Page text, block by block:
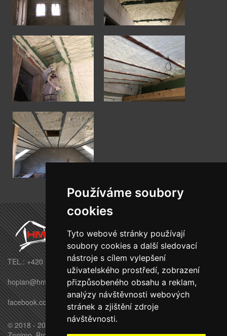
Používáme soubory
cookies
Tyto webové stránky používají
soubory cookies a další sledovací
nástroje s cílem vylepšení
uživatelského prostředí, zobrazení
přizpůsobeného obsahu a reklam,
analýzy návštěvnosti webových
stránek a zjištění zdroje
návštěvnosti.
TEL.: +420 770 695 569
hopian@hmbuilding.cz
facebook.com/HMbuildingstavby
© 2018 - 2026 HM BUILDING s.r.o. - Moravské Budějovice,